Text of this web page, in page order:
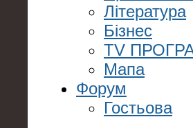
Література
Бізнес
TV
Мапа
Форум
Гостьова